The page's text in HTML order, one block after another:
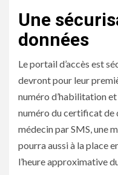
Une
données
Le portail d’accès est
devront pour leur
numéro d’habilitation
numéro du certificat de
médecin par SMS, une
pourra aussi à la place
l’heure approximative